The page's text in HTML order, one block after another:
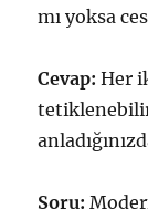
mı yoksa
Cevap: Her
Soru: